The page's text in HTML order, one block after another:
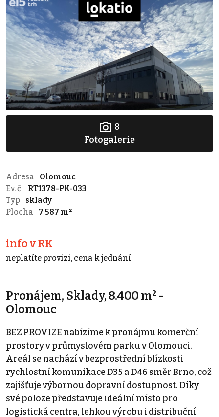
8
Fotogalerie
Adresa
Olomouc
Ev. č.
RT1378-PK-033
Typ
sklady
Plocha
7 587 m²
info v RK
neplatíte provizi, cena k jednání
Pronájem, Sklady, 8.400 m² -
Olomouc
BEZ PROVIZE nabízíme k pronájmu komerční
prostory v průmyslovém parku v Olomouci.
Areál se nachází v bezprostřední blízkosti
rychlostní komunikace D35 a D46 směr Brno, což
zajišťuje výbornou dopravní dostupnost. Díky
své poloze představuje ideální místo pro
logistická centra, lehkou výrobu i distribuční